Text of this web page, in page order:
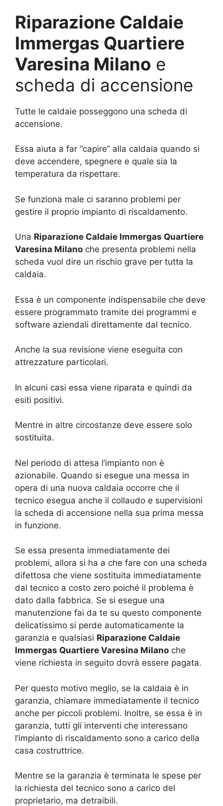
Riparazione Caldaie
Immergas Quartiere
Varesina Milano e
scheda di accensione
Tutte le caldaie posseggono una scheda di
accensione.
Essa aiuta a far “capire” alla caldaia quando si
deve accendere, spegnere e quale sia la
temperatura da rispettare.
Se funziona male ci saranno problemi per
gestire il proprio impianto di riscaldamento.
Una Riparazione Caldaie Immergas Quartiere
Varesina Milano che presenta problemi nella
scheda vuol dire un rischio grave per tutta la
caldaia.
Essa è un componente indispensabile che deve
essere programmato tramite dei programmi e
software aziendali direttamente dal tecnico.
Anche la sua revisione viene eseguita con
attrezzature particolari.
In alcuni casi essa viene riparata e quindi da
esiti positivi.
Mentre in altre circostanze deve essere solo
sostituita.
Nel periodo di attesa l’impianto non è
azionabile. Quando si esegue una messa in
opera di una nuova caldaia occorre che il
tecnico esegua anche il collaudo e supervisioni
la scheda di accensione nella sua prima messa
in funzione.
Se essa presenta immediatamente dei
problemi, allora si ha a che fare con una scheda
difettosa che viene sostituita immediatamente
dal tecnico a costo zero poiché il problema è
dato dalla fabbrica. Se si esegue una
manutenzione fai da te su questo componente
delicatissimo si perde automaticamente la
garanzia e qualsiasi Riparazione Caldaie
Immergas Quartiere Varesina Milano che
viene richiesta in seguito dovrà essere pagata.
Per questo motivo meglio, se la caldaia è in
garanzia, chiamare immediatamente il tecnico
anche per piccoli problemi. Inoltre, se essa è in
garanzia, tutti gli interventi che interessano
l’impianto di riscaldamento sono a carico della
casa costruttrice.
Mentre se la garanzia è terminata le spese per
la richiesta del tecnico sono a carico del
proprietario, ma detraibili.